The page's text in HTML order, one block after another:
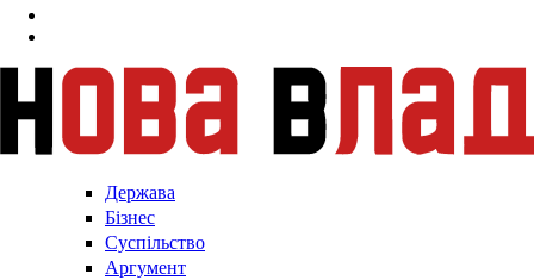
Держава
Бізнес
Суспільство
Аргумент